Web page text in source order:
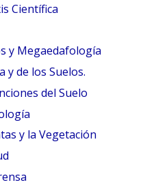
Científica
y Megaedafología
y de los Suelos.
del Suelo
y la Vegetación